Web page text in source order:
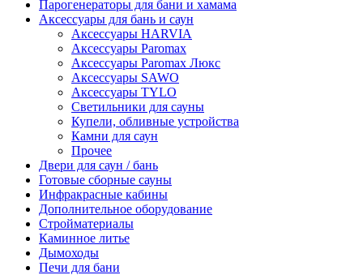
Парогенераторы для бани и хамама
Аксессуары для бань и саун
Аксессуары HARVIA
Аксессуары Paromax
Аксессуары Paromax Люкс
Аксессуары SAWO
Аксессуары TYLO
Светильники для сауны
Купели, обливные устройства
Камни для саун
Прочее
Двери для саун / бань
Готовые сборные сауны
Инфракрасные кабины
Дополнительное оборудование
Стройматериалы
Каминное литье
Дымоходы
Печи для бани